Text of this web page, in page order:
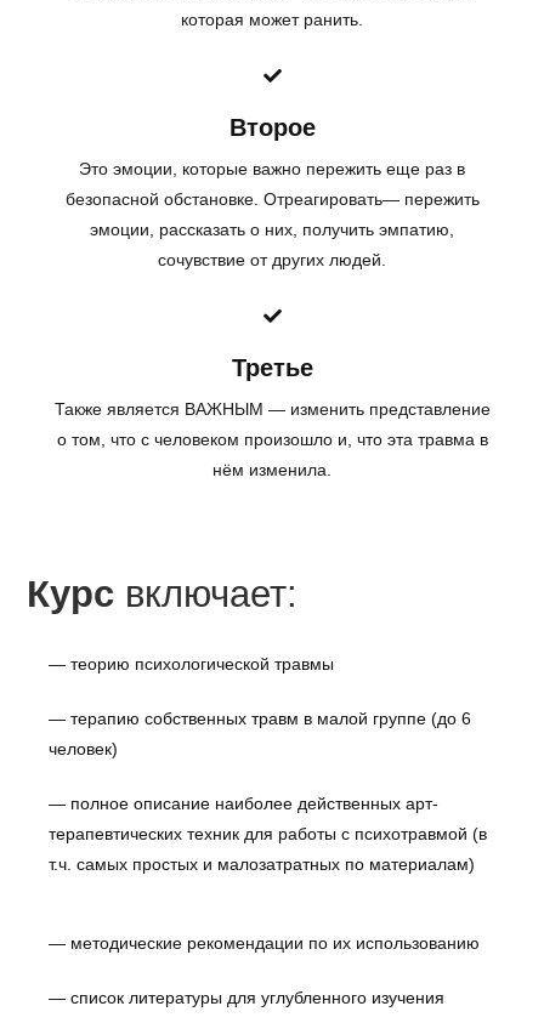
которая может ранить.
Второе
Это эмоции, которые важно пережить еще раз в
безопасной обстановке. Отреагировать— пережить
эмоции, рассказать о них, получить эмпатию,
сочувствие от других людей.
Третье
Также является ВАЖНЫМ — изменить представление
о том, что с человеком произошло и, что эта травма в
нём изменила.
Курс включает:
— теорию психологической травмы
— терапию собственных травм в малой группе (до 6
человек)
— полное описание наиболее действенных арт-
терапевтических техник для работы с психотравмой (в
т.ч. самых простых и малозатратных по материалам)
— методические рекомендации по их использованию
— список литературы для углубленного изучения